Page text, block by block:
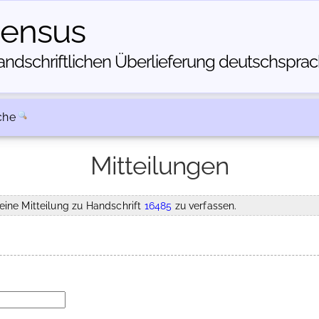
Über­lieferung
Mitteilungen
Mitteilung zu Handschrift 16485 zu verfassen.